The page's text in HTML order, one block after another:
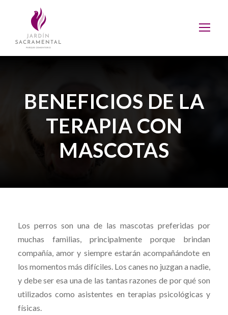
BENEFICIOS DE LA
TERAPIA CON
MASCOTAS
Los perros son una de las mascotas preferidas por
muchas familias, principalmente porque brindan
compañía, amor y siempre estarán acompañándote en
los momentos más difíciles. Los canes no juzgan a nadie,
y debe ser esa una de las tantas razones de por qué son
utilizados como asistentes en terapias psicológicas y
físicas.